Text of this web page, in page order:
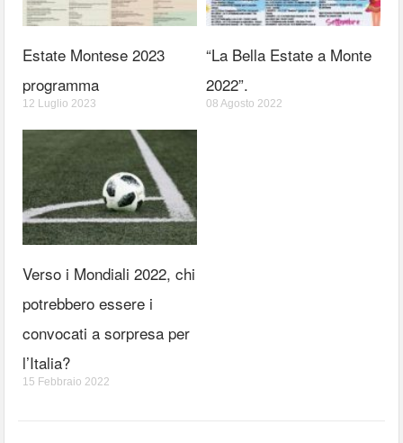
Estate Montese 2023
programma
12 Luglio 2023
“La Bella Estate a Monte
2022”.
08 Agosto 2022
Verso i Mondiali 2022, chi
potrebbero essere i
convocati a sorpresa per
l’Italia?
15 Febbraio 2022